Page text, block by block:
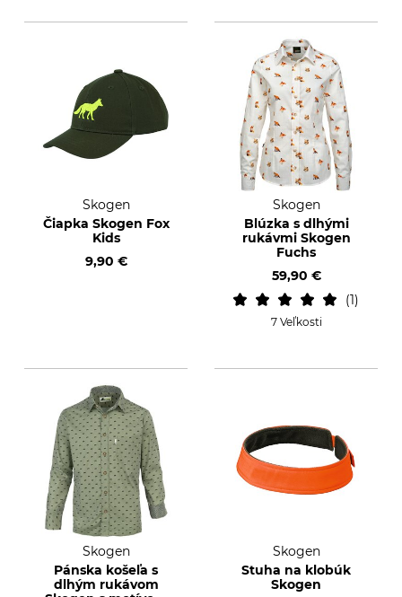
Skogen
Čiapka Skogen Fox
Kids
9,90 €
Skogen
Blúzka s dlhými
rukávmi Skogen
Fuchs
59,90 €
1
7 Veľkosti
Skogen
Pánska košeľa s
dlhým rukávom
Skogen
Stuha na klobúk
Skogen